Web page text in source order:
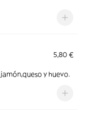
5,80 €
y huevo.